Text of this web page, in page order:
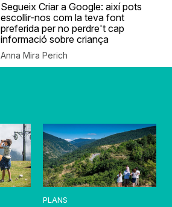
Segueix Criar a Google: així pots
escollir-nos com la teva font
preferida per no perdre't cap
informació sobre criança
Anna Mira Perich
PLANS